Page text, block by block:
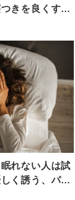
きを良くする
れない人は試
く誘う、パー